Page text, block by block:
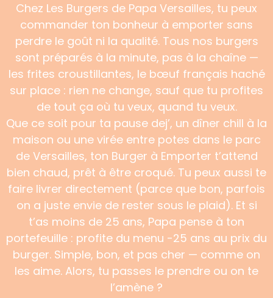
Chez Les Burgers de Papa Versailles, tu peux
commander ton bonheur à emporter sans
perdre le goût ni la qualité. Tous nos burgers
sont préparés à la minute, pas à la chaîne —
les frites croustillantes, le bœuf français haché
sur place : rien ne change, sauf que tu profites
de tout ça où tu veux, quand tu veux.
Que ce soit pour ta pause dej’, un dîner chill à la
maison ou une virée entre potes dans le parc
de Versailles, ton Burger à Emporter t’attend
bien chaud, prêt à être croqué. Tu peux aussi te
faire livrer directement (parce que bon, parfois
on a juste envie de rester sous le plaid). Et si
t’as moins de 25 ans, Papa pense à ton
portefeuille : profite du menu -25 ans au prix du
burger. Simple, bon, et pas cher — comme on
les aime. Alors, tu passes le prendre ou on te
l’amène ?